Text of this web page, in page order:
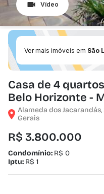
Vídeo
Ver mais imóveis em São
Casa de 4
Belo Horizonte -
Alameda dos
Gerais
R$ 3.800.000
Condomínio: R$ 0
Iptu: R$ 1